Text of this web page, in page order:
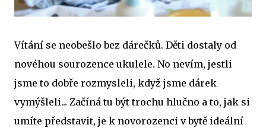
Vítání se neobešlo bez dárečků. Děti dostaly od
novéhou sourozence ukulele. No nevím, jestli
jsme to dobře rozmysleli, když jsme dárek
vymýšleli... Začíná tu být trochu hlučno a to, jak si
umíte představit, je k novorozenci v bytě ideální